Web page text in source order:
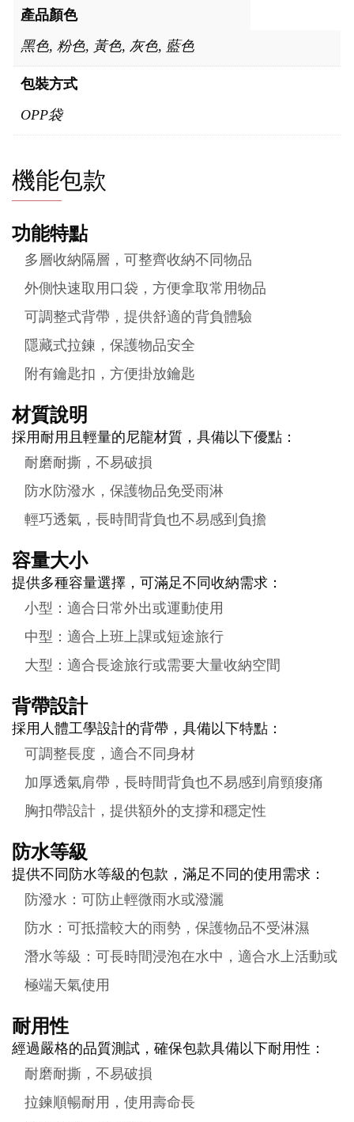
產品顏色
黑色, 粉色, 黃色, 灰色, 藍色
包裝方式
OPP袋
機能包款
功能特點
多層收納隔層，可整齊收納不同物品
外側快速取用口袋，方便拿取常用物品
可調整式背帶，提供舒適的背負體驗
隱藏式拉鍊，保護物品安全
附有鑰匙扣，方便掛放鑰匙
材質說明
採用耐用且輕量的尼龍材質，具備以下優點：
耐磨耐撕，不易破損
防水防潑水，保護物品免受雨淋
輕巧透氣，長時間背負也不易感到負擔
容量大小
提供多種容量選擇，可滿足不同收納需求：
小型：適合日常外出或運動使用
中型：適合上班上課或短途旅行
大型：適合長途旅行或需要大量收納空間
背帶設計
採用人體工學設計的背帶，具備以下特點：
可調整長度，適合不同身材
加厚透氣肩帶，長時間背負也不易感到肩頸痠痛
胸扣帶設計，提供額外的支撐和穩定性
防水等級
提供不同防水等級的包款，滿足不同的使用需求：
防潑水：可防止輕微雨水或潑灑
防水：可抵擋較大的雨勢，保護物品不受淋濕
潛水等級：可長時間浸泡在水中，適合水上活動或
極端天氣使用
耐用性
經過嚴格的品質測試，確保包款具備以下耐用性：
耐磨耐撕，不易破損
拉鍊順暢耐用，使用壽命長